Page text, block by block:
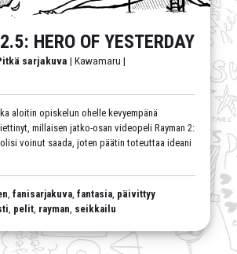
HERO OF YESTERDAY
sarjakuva | Kawamaru |
aloitin opiskelun ohelle kevyempänä
millaisen jatko-osan videopeli Rayman 2:
olisi voinut saada, joten päätin toteuttaa ideani
,fanisarjakuva ,fantasia päivittyy
pelit rayman seikkailu